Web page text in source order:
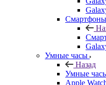
Умные часы
Назад
Умные
Apple